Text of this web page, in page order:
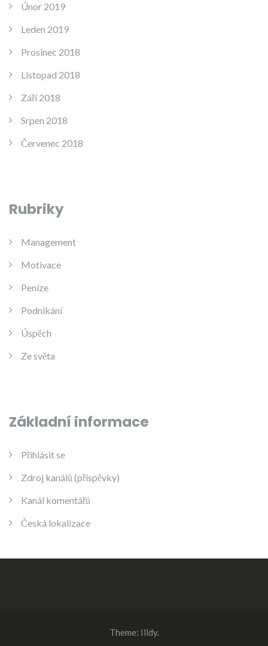
Únor 2019
Leden 2019
Prosinec 2018
Listopad 2018
Září 2018
Srpen 2018
Červenec 2018
Rubriky
Management
Motivace
Peníze
Podnikání
Úspěch
Ze světa
Základní informace
Přihlásit se
Zdroj kanálů (příspěvky)
Kanál komentářů
Česká lokalizace
Theme: Illdy.